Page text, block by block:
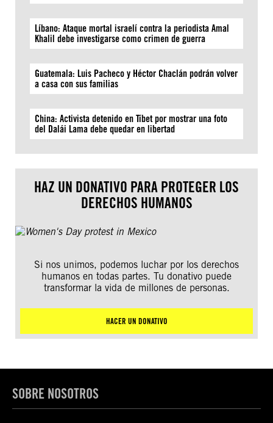
Líbano: Ataque mortal israelí contra la periodista Amal
Khalil debe investigarse como crimen de guerra
Guatemala: Luis Pacheco y Héctor Chaclán podrán volver
a casa con sus familias
China: Activista detenido en Tíbet por mostrar una foto
del Dalái Lama debe quedar en libertad
HAZ UN DONATIVO PARA PROTEGER LOS
DERECHOS HUMANOS
Si nos unimos, podemos luchar por los derechos
humanos en todas partes. Tu donativo puede
transformar la vida de millones de personas.
HACER UN DONATIVO
SOBRE NOSOTROS